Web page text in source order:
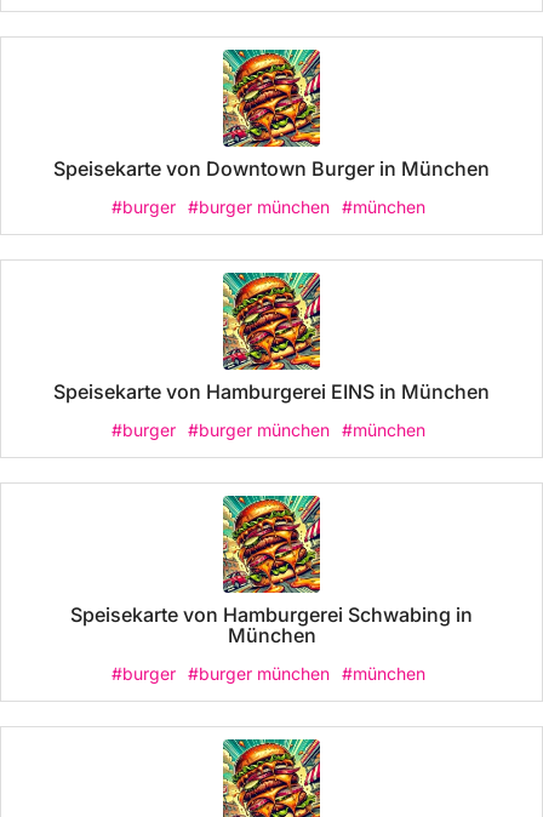
Speisekarte von Downtown Burger in München
#burger #burger münchen #münchen
Speisekarte von Hamburgerei EINS in München
#burger #burger münchen #münchen
Speisekarte von Hamburgerei Schwabing in
München
#burger #burger münchen #münchen